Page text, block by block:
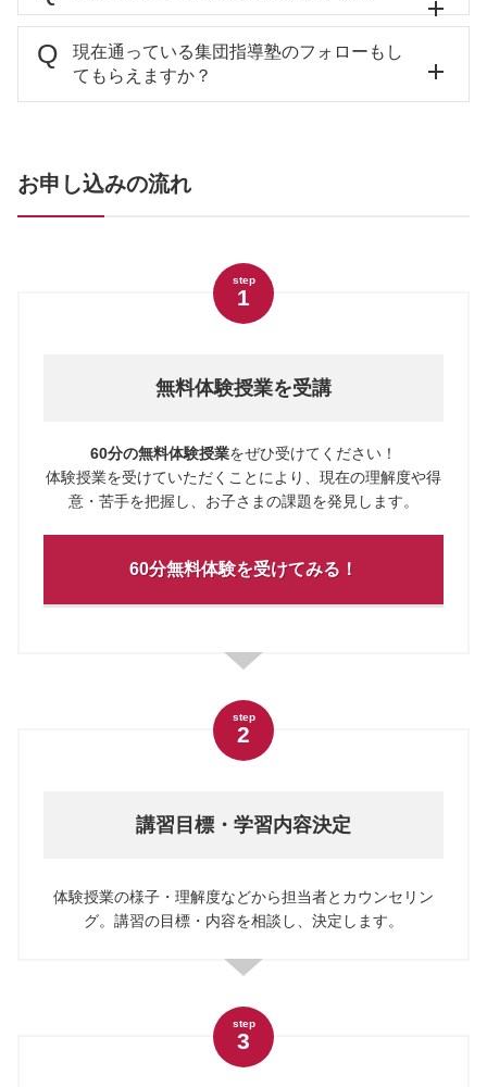
現在通っている集団指導塾のフォローもし
てもらえますか？
お申し込みの流れ
step
1
無料体験授業を受講
60分の無料体験授業をぜひ受けてください！
体験授業を受けていただくことにより、現在の理解度や得
意・苦手を把握し、お子さまの課題を発見します。
60分無料体験を受けてみる！
step
2
講習目標・学習内容決定
体験授業の様子・理解度などから担当者とカウンセリン
グ。講習の目標・内容を相談し、決定します。
step
3